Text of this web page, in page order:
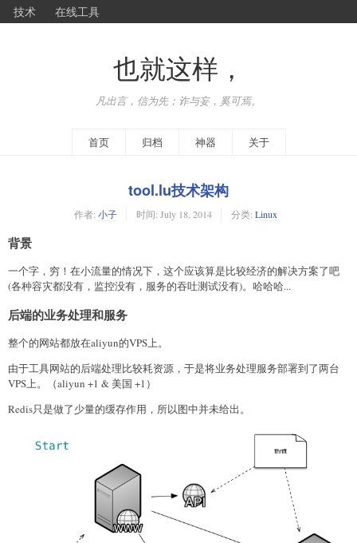
技术 在线工具
也就这样，
凡出言，信为先；诈与妄，奚可焉。
首页 归档 神器 关于
tool.lu技术架构
作者: 小子 时间: July 18, 2014 分类: Linux
背景
一个字，穷！在小流量的情况下，这个应该算是比较经济的解决方案了吧
(各种容灾都没有，监控没有，服务的吞吐测试没有)。哈哈哈...
后端的业务处理和服务
整个的网站都放在aliyun的VPS上。
由于工具网站的后端处理比较耗资源，于是将业务处理服务部署到了两台
VPS上。（aliyun +1 & 美国 +1）
Redis只是做了少量的缓存作用，所以图中并未给出。